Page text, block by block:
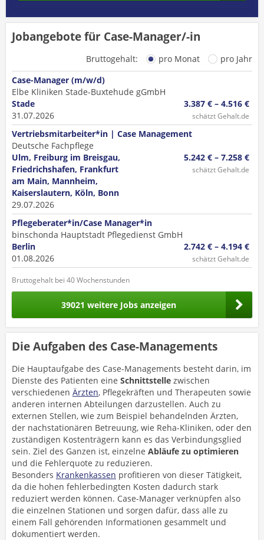
Jobangebote für Case-Manager/-in
Bruttogehalt: pro Monat
pro Jahr
Case-Manager (m/w/d)
Elbe Kliniken Stade-Buxtehude gGmbH
Stade
31.07.2026
3.387 € – 4.516 €
schätzt Gehalt.de
Vertriebsmitarbeiter*in | Case Management
Deutsche Fachpflege
Ulm, Freiburg im Breisgau,
Friedrichshafen, Frankfurt
am Main, Mannheim,
Kaiserslautern, Köln, Bonn
29.07.2026
5.242 € – 7.258 €
schätzt Gehalt.de
Pflegeberater*in/Case Manager*in
binschonda Hauptstadt Pflegedienst GmbH
Berlin
01.08.2026
2.742 € – 4.194 €
schätzt Gehalt.de
Bruttogehalt bei 40 Wochenstunden
39021 weitere Jobs anzeigen
Die Aufgaben des Case-Managements
Die Hauptaufgabe des Case-Managements besteht darin, im
Dienste des Patienten eine Schnittstelle zwischen
verschiedenen Ärzten, Pflegekräften und Therapeuten sowie
anderen internen Abteilungen darzustellen. Auch zu
externen Stellen, wie zum Beispiel behandelnden Ärzten,
der nachstationären Betreuung, wie Reha-Kliniken, oder den
zuständigen Kostenträgern kann es das Verbindungsglied
sein. Ziel des Ganzen ist, einzelne Abläufe zu optimieren
und die Fehlerquote zu reduzieren.
Besonders Krankenkassen profitieren von dieser Tätigkeit,
da die hohen fehlerbedingten Kosten dadurch stark
reduziert werden können. Case-Manager verknüpfen also
die einzelnen Stationen und sorgen dafür, dass alle zu
einem Fall gehörenden Informationen gesammelt und
dokumentiert werden.